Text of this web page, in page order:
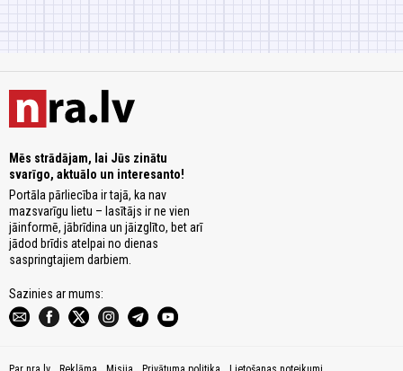
Mēs strādājam, lai Jūs zinātu
svarīgo, aktuālo un interesanto!
Portāla pārliecība ir tajā, ka nav
mazsvarīgu lietu – lasītājs ir ne vien
jāinformē, jābrīdina un jāizglīto, bet arī
jādod brīdis atelpai no dienas
saspringtajiem darbiem.
Sazinies ar mums: